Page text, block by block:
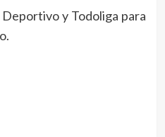
y Todoliga para